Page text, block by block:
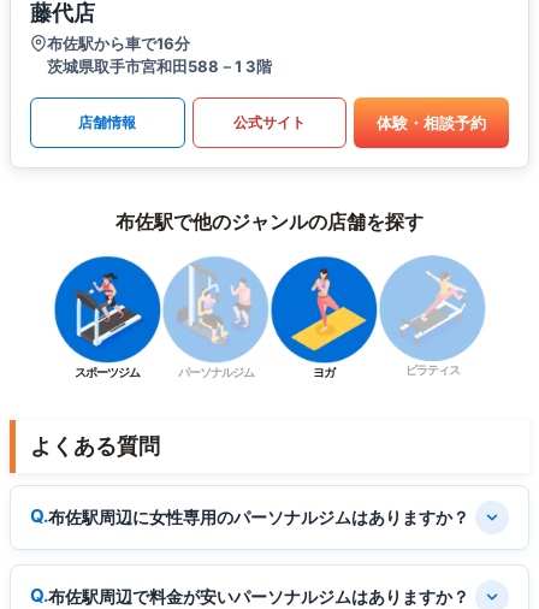
藤代店
布佐駅から車で16分
茨城県取手市宮和田588－1 3階
店舗情報 公式サイト 体験・相談予約
布佐駅で他のジャンルの店舗を探す
スポーツジム パーソナルジム ヨガ ピラティス
よくある質問
布佐駅周辺に女性専用のパーソナルジムはありますか？
布佐駅周辺で料金が安いパーソナルジムはありますか？